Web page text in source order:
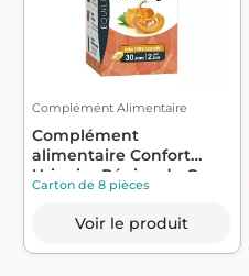
Complémént Alimentaire
Complément
alimentaire Confort
Urinaire Pépins de Cou...
Carton de 8 pièces
Voir le produit